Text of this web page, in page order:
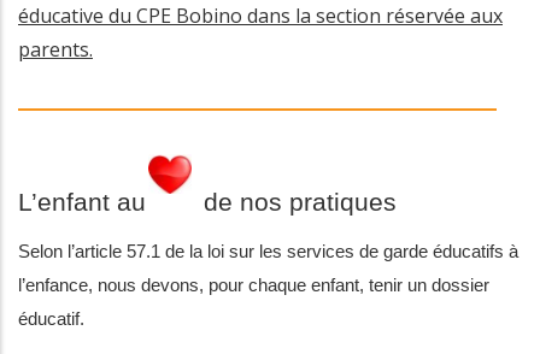
éducative du CPE Bobino dans la section réservée aux
parents.
L’enfant au de nos pratiques
Selon l’article 57.1 de la loi sur les services de garde éducatifs à
l’enfance, nous devons, pour chaque enfant, tenir un dossier
éducatif.